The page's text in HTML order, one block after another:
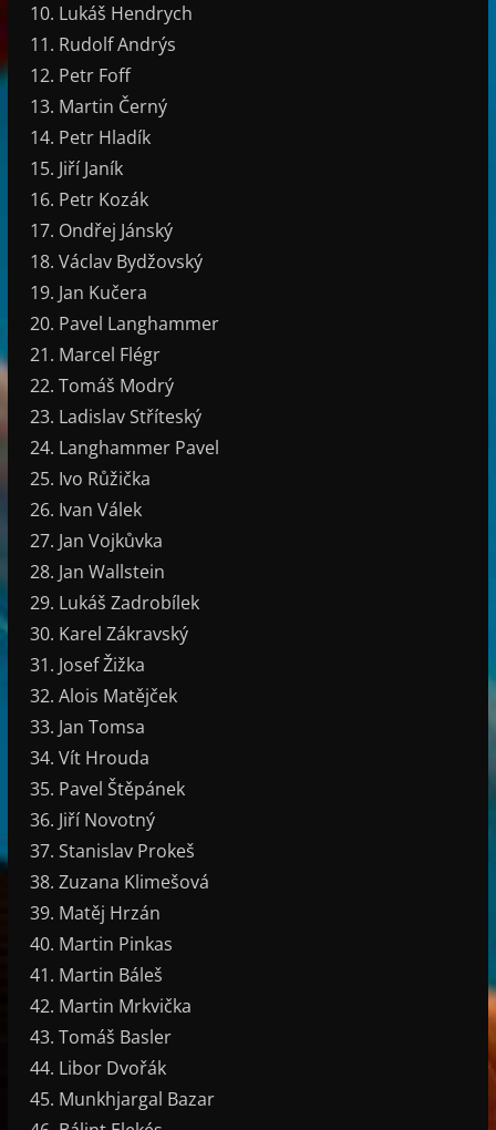
Lukáš Hendrych
Rudolf Andrýs
Petr Foff
Martin Černý
Petr Hladík
Jiří Janík
Petr Kozák
Ondřej Jánský
Václav Bydžovský
Jan Kučera
Pavel Langhammer
Marcel Flégr
Tomáš Modrý
Ladislav Stříteský
Langhammer Pavel
Ivo Růžička
Ivan Válek
Jan Vojkůvka
Jan Wallstein
Lukáš Zadrobílek
Karel Zákravský
Josef Žižka
Alois Matějček
Jan Tomsa
Vít Hrouda
Pavel Štěpánek
Jiří Novotný
Stanislav Prokeš
Zuzana Klimešová
Matěj Hrzán
Martin Pinkas
Martin Báleš
Martin Mrkvička
Tomáš Basler
Libor Dvořák
Munkhjargal Bazar